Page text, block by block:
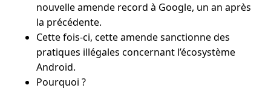
nouvelle amende record à Google, un an après
la précédente.
Cette fois-ci, cette amende sanctionne des
pratiques illégales concernant l’écosystème
Android.
Pourquoi ?